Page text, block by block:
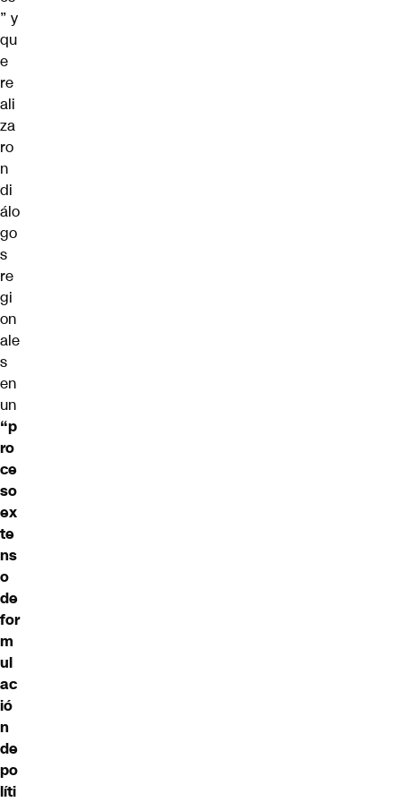
” y
qu
e
re
ali
za
ro
n
di
álo
go
s
re
gi
on
ale
s
en
un
“p
ro
ce
so
ex
te
ns
o
de
for
m
ul
ac
ió
n
de
po
líti